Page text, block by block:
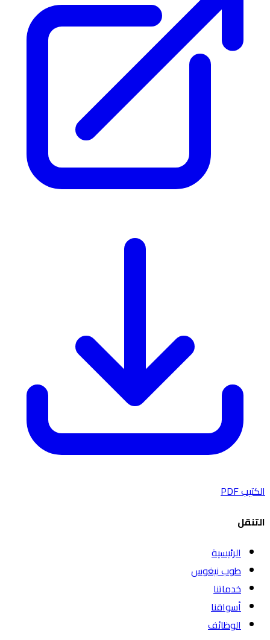
الكتيب PDF
التنقل
الرئيسية
طوب نيغوس
خدماتنا
أسواقنا
الوظائف